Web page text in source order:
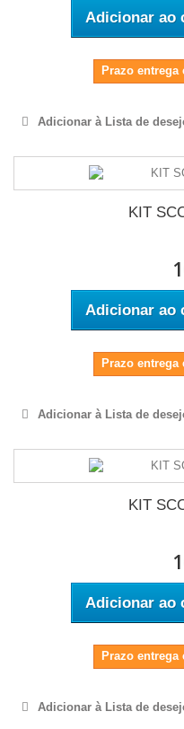
Adicionar ao
Prazo
Adicionar à Lista de
KIT
Adicionar ao
Prazo
Adicionar à Lista de
KIT
Adicionar ao
Prazo
Adicionar à Lista de